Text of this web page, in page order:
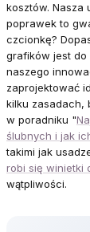
kosztów. Nasza
poprawek to
czcionkę?
grafików jest do
naszego
zaprojektować
kilku zasadach,
w poradniku "
ślubnych i jak
takimi jak
robi się winietki
wątpliwości.